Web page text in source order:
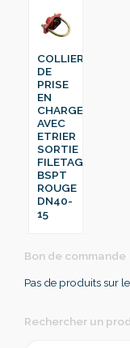
COLLIER
DE
PRISE
EN
CHARGE
AVEC
ETRIER
SORTIE
FILETAGE
BSPT
ROUGE
DN40-
15
Bon de commande
Pas de produits sur
Rechercher un